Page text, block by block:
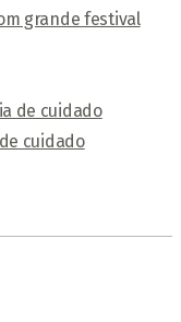
grande festival
cuidado